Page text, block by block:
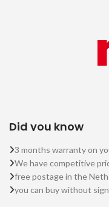
Did you know
3 months warranty on
We have competitive
free postage in the
you can buy without